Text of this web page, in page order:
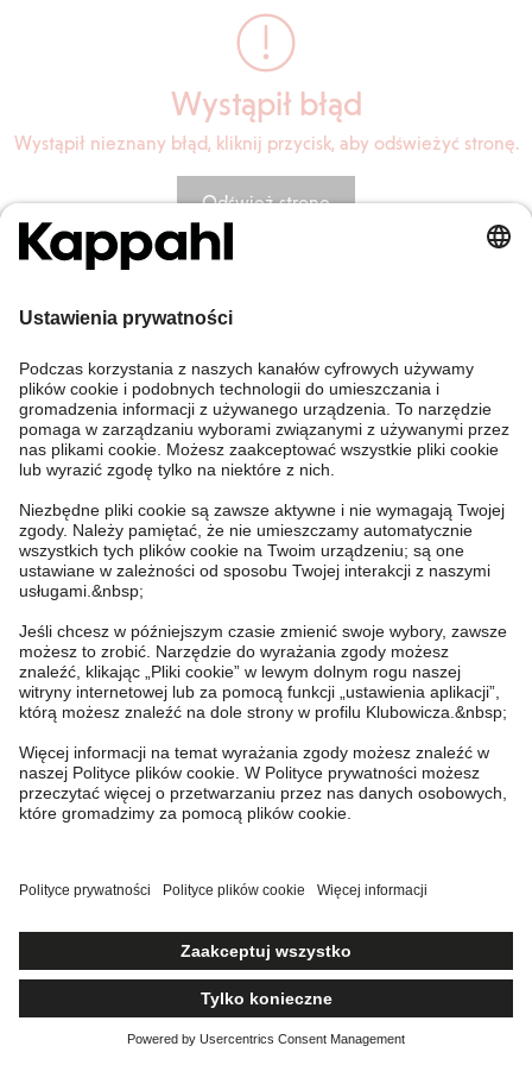
Wystąpił błąd
Wystąpił nieznany błąd, kliknij przycisk, aby odświeżyć stronę.
Odśwież stronę